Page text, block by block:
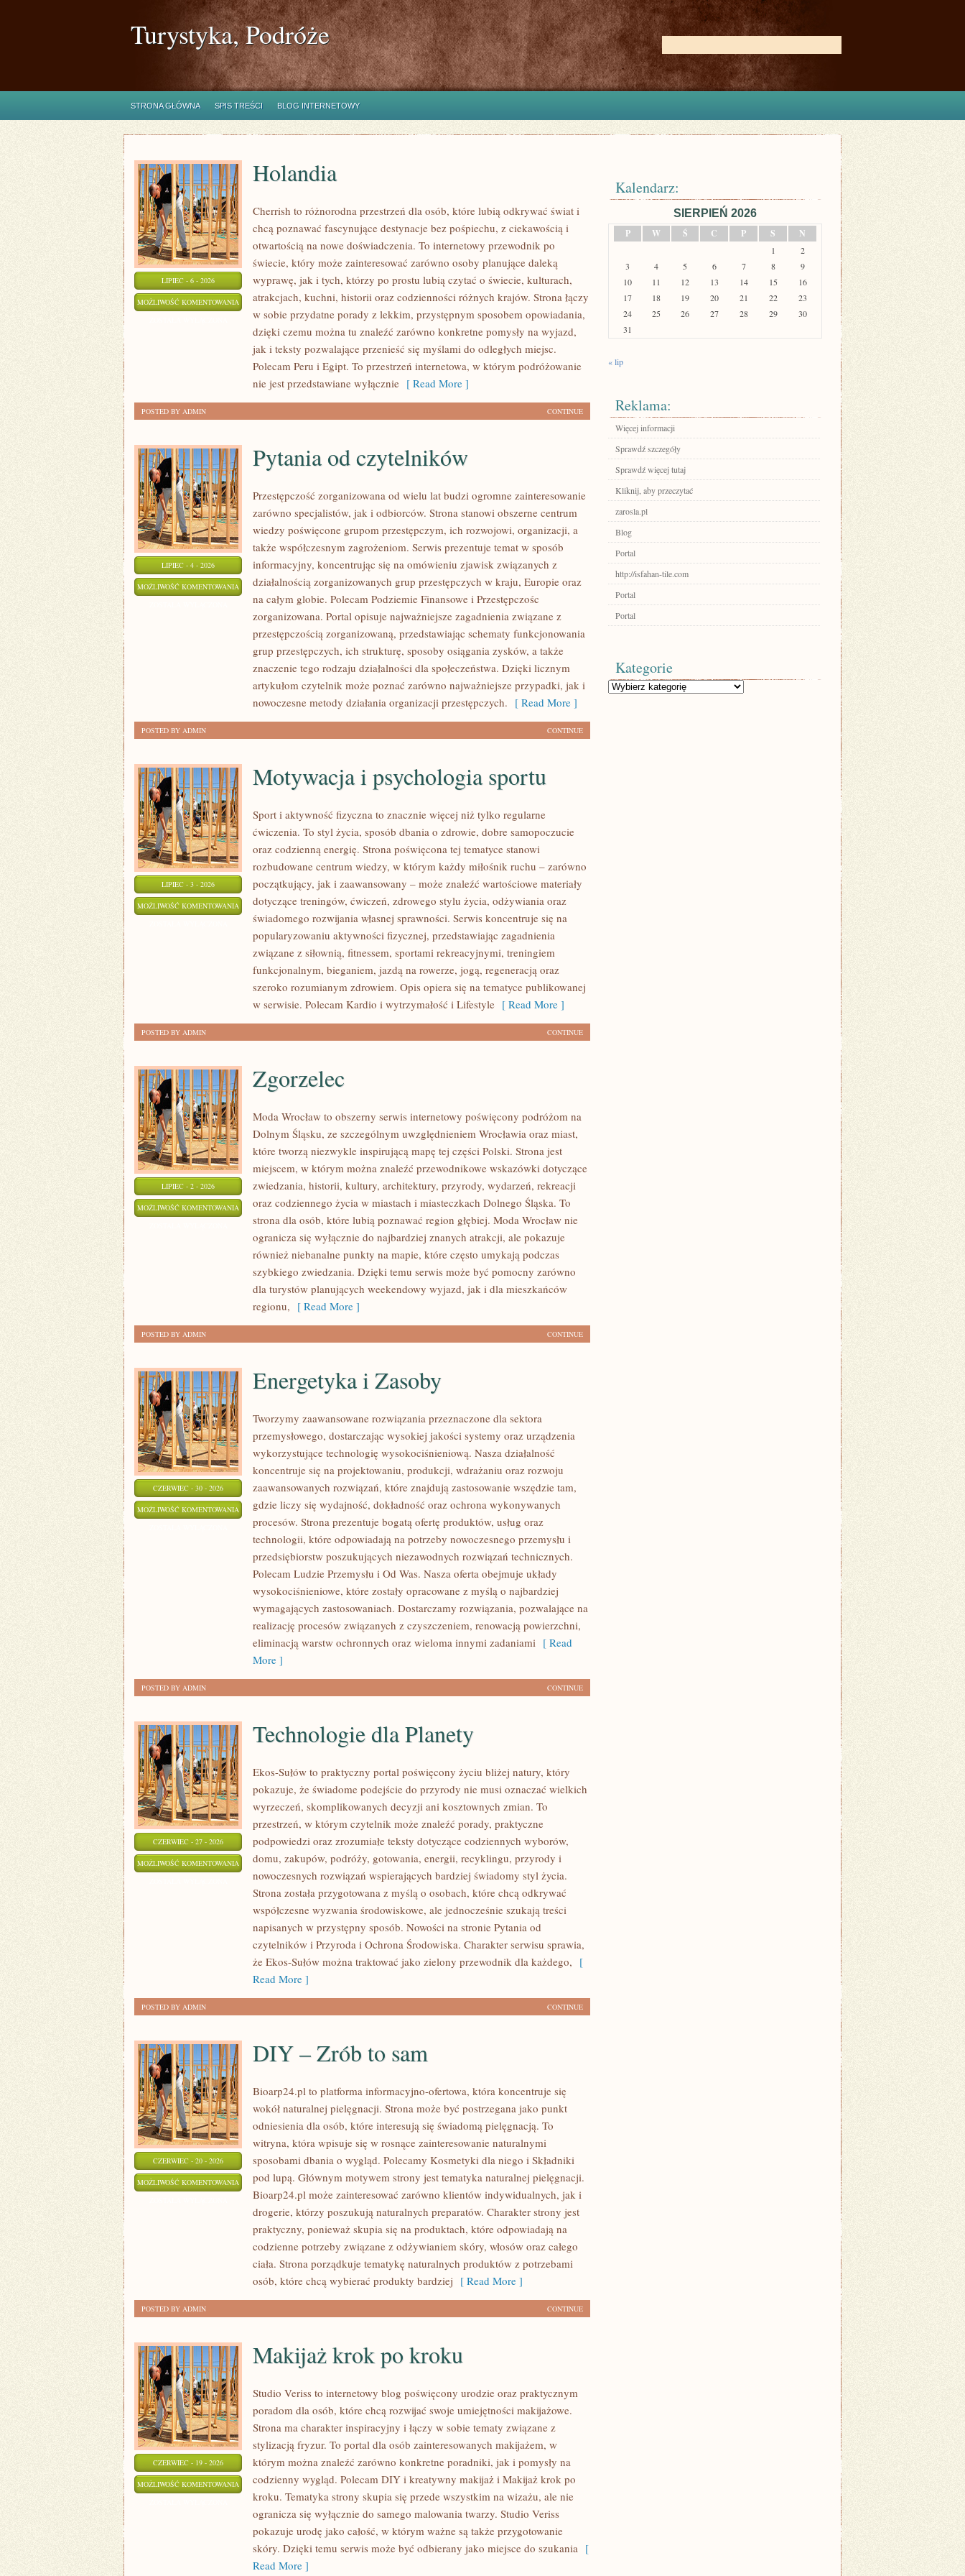
Turystyka, Podróże
STRONA GŁÓWNA SPIS TREŚCI BLOG INTERNETOWY
LIPIEC - 6 - 2026
MOŻLIWOŚĆ KOMENTOWANIA HOLANDIA
Holandia
Cherrish to różnorodna przestrzeń dla osób, które lubią odkrywać świat i
chcą poznawać fascynujące destynacje bez pośpiechu, z ciekawością i
otwartością na nowe doświadczenia. To internetowy przewodnik po
świecie, który może zainteresować zarówno osoby planujące daleką
wyprawę, jak i tych, którzy po prostu lubią czytać o świecie, kulturach,
atrakcjach, kuchni, historii oraz codzienności różnych krajów. Strona łączy
w sobie przydatne porady z lekkim, przystępnym sposobem opowiadania,
dzięki czemu można tu znaleźć zarówno konkretne pomysły na wyjazd,
jak i teksty pozwalające przenieść się myślami do odległych miejsc.
Polecam Peru i Egipt. To przestrzeń internetowa, w którym podróżowanie
nie jest przedstawiane wyłącznie [ Read More ]
CONTINUE
POSTED BY ADMIN
LIPIEC - 4 - 2026
MOŻLIWOŚĆ KOMENTOWANIA PYTANIA
CZYTELNIKÓW
Pytania od czytelników
Przestępczość zorganizowana od wielu lat budzi ogromne zainteresowanie
zarówno specjalistów, jak i odbiorców. Strona stanowi obszerne centrum
wiedzy poświęcone grupom przestępczym, ich rozwojowi, organizacji, a
także współczesnym zagrożeniom. Serwis prezentuje temat w sposób
informacyjny, koncentrując się na omówieniu zjawisk związanych z
działalnością zorganizowanych grup przestępczych w kraju, Europie oraz
na całym globie. Polecam Podziemie Finansowe i Przestępczośc
zorganizowana. Portal opisuje najważniejsze zagadnienia związane z
przestępczością zorganizowaną, przedstawiając schematy funkcjonowania
grup przestępczych, ich strukturę, sposoby osiągania zysków, a także
znaczenie tego rodzaju działalności dla społeczeństwa. Dzięki licznym
artykułom czytelnik może poznać zarówno najważniejsze przypadki, jak i
nowoczesne metody działania organizacji przestępczych. [ Read More ]
CONTINUE
POSTED BY ADMIN
LIPIEC - 3 - 2026
MOŻLIWOŚĆ KOMENTOWANIA MOTYWACJA
PSYCHOLOGIA
SPORTU
Motywacja i psychologia sportu
Sport i aktywność fizyczna to znacznie więcej niż tylko regularne
ćwiczenia. To styl życia, sposób dbania o zdrowie, dobre samopoczucie
oraz codzienną energię. Strona poświęcona tej tematyce stanowi
rozbudowane centrum wiedzy, w którym każdy miłośnik ruchu – zarówno
początkujący, jak i zaawansowany – może znaleźć wartościowe materiały
dotyczące treningów, ćwiczeń, zdrowego stylu życia, odżywiania oraz
świadomego rozwijania własnej sprawności. Serwis koncentruje się na
popularyzowaniu aktywności fizycznej, przedstawiając zagadnienia
związane z siłownią, fitnessem, sportami rekreacyjnymi, treningiem
funkcjonalnym, bieganiem, jazdą na rowerze, jogą, regeneracją oraz
szeroko rozumianym zdrowiem. Opis opiera się na tematyce publikowanej
w serwisie. Polecam Kardio i wytrzymałość i Lifestyle [ Read More ]
CONTINUE
POSTED BY ADMIN
LIPIEC - 2 - 2026
MOŻLIWOŚĆ KOMENTOWANIA ZGORZELEC
Zgorzelec
Moda Wrocław to obszerny serwis internetowy poświęcony podróżom na
Dolnym Śląsku, ze szczególnym uwzględnieniem Wrocławia oraz miast,
które tworzą niezwykle inspirującą mapę tej części Polski. Strona jest
miejscem, w którym można znaleźć przewodnikowe wskazówki dotyczące
zwiedzania, historii, kultury, architektury, przyrody, wydarzeń, rekreacji
oraz codziennego życia w miastach i miasteczkach Dolnego Śląska. To
strona dla osób, które lubią poznawać region głębiej. Moda Wrocław nie
ogranicza się wyłącznie do najbardziej znanych atrakcji, ale pokazuje
również niebanalne punkty na mapie, które często umykają podczas
szybkiego zwiedzania. Dzięki temu serwis może być pomocny zarówno
dla turystów planujących weekendowy wyjazd, jak i dla mieszkańców
regionu, [ Read More ]
CONTINUE
POSTED BY ADMIN
CZERWIEC - 30 - 2026
MOŻLIWOŚĆ KOMENTOWANIA ENERGETYKA
ZASOBY
Energetyka i Zasoby
Tworzymy zaawansowane rozwiązania przeznaczone dla sektora
przemysłowego, dostarczając wysokiej jakości systemy oraz urządzenia
wykorzystujące technologię wysokociśnieniową. Nasza działalność
koncentruje się na projektowaniu, produkcji, wdrażaniu oraz rozwoju
zaawansowanych rozwiązań, które znajdują zastosowanie wszędzie tam,
gdzie liczy się wydajność, dokładność oraz ochrona wykonywanych
procesów. Strona prezentuje bogatą ofertę produktów, usług oraz
technologii, które odpowiadają na potrzeby nowoczesnego przemysłu i
przedsiębiorstw poszukujących niezawodnych rozwiązań technicznych.
Polecam Ludzie Przemysłu i Od Was. Nasza oferta obejmuje układy
wysokociśnieniowe, które zostały opracowane z myślą o najbardziej
wymagających zastosowaniach. Dostarczamy rozwiązania, pozwalające na
realizację procesów związanych z czyszczeniem, renowacją powierzchni,
eliminacją warstw ochronnych oraz wieloma innymi zadaniami [ Read
More ]
CONTINUE
POSTED BY ADMIN
CZERWIEC - 27 - 2026
MOŻLIWOŚĆ KOMENTOWANIA TECHNOLOGIE
PLANETY
Technologie dla Planety
Ekos-Sułów to praktyczny portal poświęcony życiu bliżej natury, który
pokazuje, że świadome podejście do przyrody nie musi oznaczać wielkich
wyrzeczeń, skomplikowanych decyzji ani kosztownych zmian. To
przestrzeń, w którym czytelnik może znaleźć porady, praktyczne
podpowiedzi oraz zrozumiałe teksty dotyczące codziennych wyborów,
domu, zakupów, podróży, gotowania, energii, recyklingu, przyrody i
nowoczesnych rozwiązań wspierających bardziej świadomy styl życia.
Strona została przygotowana z myślą o osobach, które chcą odkrywać
współczesne wyzwania środowiskowe, ale jednocześnie szukają treści
napisanych w przystępny sposób. Nowości na stronie Pytania od
czytelników i Przyroda i Ochrona Środowiska. Charakter serwisu sprawia,
że Ekos-Sułów można traktować jako zielony przewodnik dla każdego, [
Read More ]
CONTINUE
POSTED BY ADMIN
CZERWIEC - 20 - 2026
MOŻLIWOŚĆ KOMENTOWANIA
ZRÓB
SAM
DIY – Zrób to sam
Bioarp24.pl to platforma informacyjno-ofertowa, która koncentruje się
wokół naturalnej pielęgnacji. Strona może być postrzegana jako punkt
odniesienia dla osób, które interesują się świadomą pielęgnacją. To
witryna, która wpisuje się w rosnące zainteresowanie naturalnymi
sposobami dbania o wygląd. Polecamy Kosmetyki dla niego i Składniki
pod lupą. Głównym motywem strony jest tematyka naturalnej pielęgnacji.
Bioarp24.pl może zainteresować zarówno klientów indywidualnych, jak i
drogerie, którzy poszukują naturalnych preparatów. Charakter strony jest
praktyczny, ponieważ skupia się na produktach, które odpowiadają na
codzienne potrzeby związane z odżywianiem skóry, włosów oraz całego
ciała. Strona porządkuje tematykę naturalnych produktów z potrzebami
osób, które chcą wybierać produkty bardziej [ Read More ]
CONTINUE
POSTED BY ADMIN
CZERWIEC - 19 - 2026
MOŻLIWOŚĆ KOMENTOWANIA MAKIJAŻ
KROK
KROKU
Makijaż krok po kroku
Studio Veriss to internetowy blog poświęcony urodzie oraz praktycznym
poradom dla osób, które chcą rozwijać swoje umiejętności makijażowe.
Strona ma charakter inspiracyjny i łączy w sobie tematy związane z
stylizacją fryzur. To portal dla osób zainteresowanych makijażem, w
którym można znaleźć zarówno konkretne poradniki, jak i pomysły na
codzienny wygląd. Polecam DIY i kreatywny makijaż i Makijaż krok po
kroku. Tematyka strony skupia się przede wszystkim na wizażu, ale nie
ogranicza się wyłącznie do samego malowania twarzy. Studio Veriss
pokazuje urodę jako całość, w którym ważne są także przygotowanie
skóry. Dzięki temu serwis może być odbierany jako miejsce do szukania [
Read More ]
Kalendarz:
SIERPIEŃ 2026
P
W Ś C P S N
1
2
3
4 5 6 7 8
9
10
11 12 13 14 15
16
17
18 19 20 21 22
23
24
25 26 27 28 29
30
31
« lip
Reklama:
Więcej informacji
Sprawdź szczegóły
Sprawdź więcej tutaj
Kliknij, aby przeczytać
zarosla.pl
Blog
Portal
http://isfahan-tile.com
Portal
Portal
Kategorie
Kategorie